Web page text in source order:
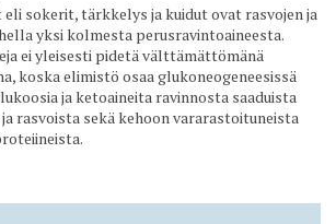
sokerit, tärkkelys ja kuidut ovat rasvojen ja
yksi kolmesta perusravintoaineesta.
ei yleisesti pidetä välttämättömänä
koska elimistö osaa glukoneogeneesissä
ja ketoaineita ravinnosta saaduista
rasvoista sekä kehoon vararastoituneista